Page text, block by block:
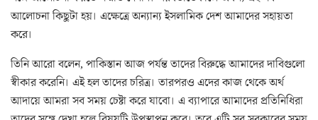
আলোচনা কিছুটা হয়। এক্ষেত্রে অন্যান্য ইসলামিক দেশ আমাদের সহায়তা
করে।
তিনি আরো বলেন, পাকিস্তান আজ পর্যন্ত তাদের বিরুদ্ধে আমাদের দাবিগুলো
স্বীকার করেনি। এই হল তাদের চরিত্র। তারপরও এদের কাজ থেকে অর্থ
আদায়ে আমরা সব সময় চেষ্টা করে যাবো। এ ব্যাপারে আমাদের প্রতিনিধিরা